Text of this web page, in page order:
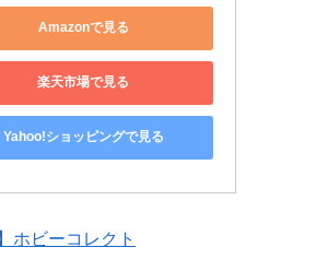
Amazonで見る
楽天市場で見る
Yahoo!ショッピングで見る
ホビーコレクト